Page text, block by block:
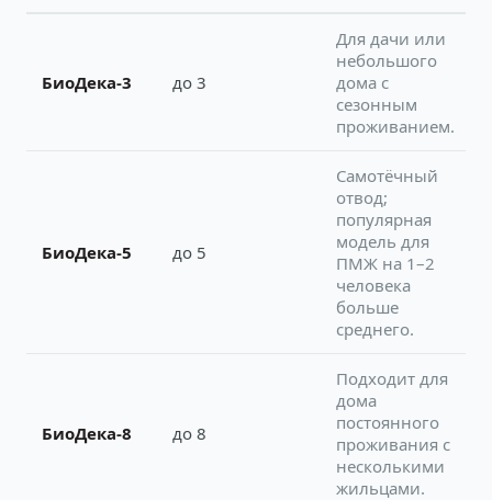
БиоДека-3 до 3
Для дачи или
небольшого
дома с
сезонным
проживанием.
БиоДека-5 до 5
Самотёчный
отвод;
популярная
модель для
ПМЖ на 1–2
человека
больше
среднего.
БиоДека-8 до 8
Подходит для
дома
постоянного
проживания с
несколькими
жильцами.